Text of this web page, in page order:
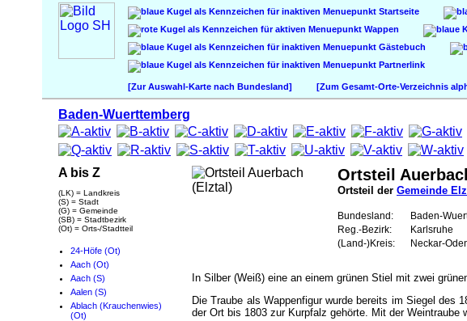
Startseite
Wappen
Gästebuch
Partnerlink
[Zur Auswahl-Karte nach Bundesland] [Zum Gesamt-Orte-Verzeichnis
Baden-Wuerttemberg
A bis Z
(LK) = Landkreis
(S) = Stadt
(G) = Gemeinde
(SB) = Stadtbezirk
(Ot) = Orts-/Stadtteil
24-Höfe (Ot)
Aach (Ot)
Aach (S)
Aalen (S)
Ablach (Krauchenwies)
(Ot)
Ortsteil
Ortsteil der Gemeinde
Bundesland:
Baden-
Reg.-Bezirk:
Karlsruhe
(Land-)Kreis:
Neckar-
In Silber (Weiß) eine an einem grünen Stiel mit zwei
Die Traube als Wappenfigur wurde bereits im Siegel des
der Ort bis 1803 zur Kurpfalz gehörte. Mit der